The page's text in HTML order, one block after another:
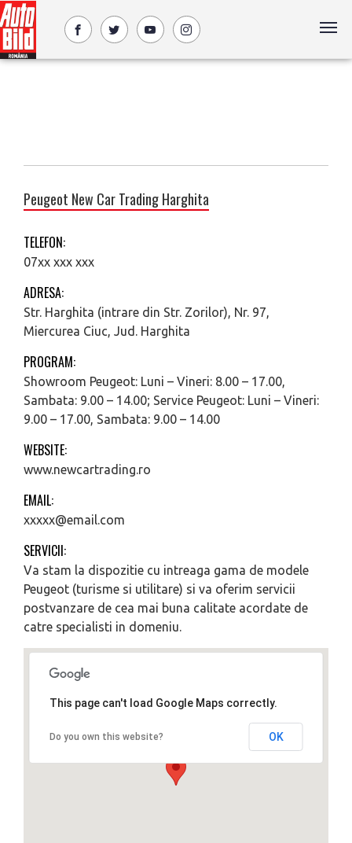
Peugeot New Car Trading Harghita
TELEFON:
07xx xxx xxx
ADRESA:
Str. Harghita (intrare din Str. Zorilor), Nr. 97,
Miercurea Ciuc, Jud. Harghita
PROGRAM:
Showroom Peugeot: Luni – Vineri: 8.00 – 17.00,
Sambata: 9.00 – 14.00; Service Peugeot: Luni – Vineri:
9.00 – 17.00, Sambata: 9.00 – 14.00
WEBSITE:
www.newcartrading.ro
EMAIL:
xxxxx@email.com
SERVICII:
Va stam la dispozitie cu intreaga gama de modele
Peugeot (turisme si utilitare) si va oferim servicii
postvanzare de cea mai buna calitate acordate de
catre specialisti in domeniu.
This page can't load Google Maps correctly.
Do you own this website? OK